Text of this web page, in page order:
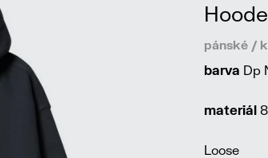
pánské /
barva Dp
materiál
Loose